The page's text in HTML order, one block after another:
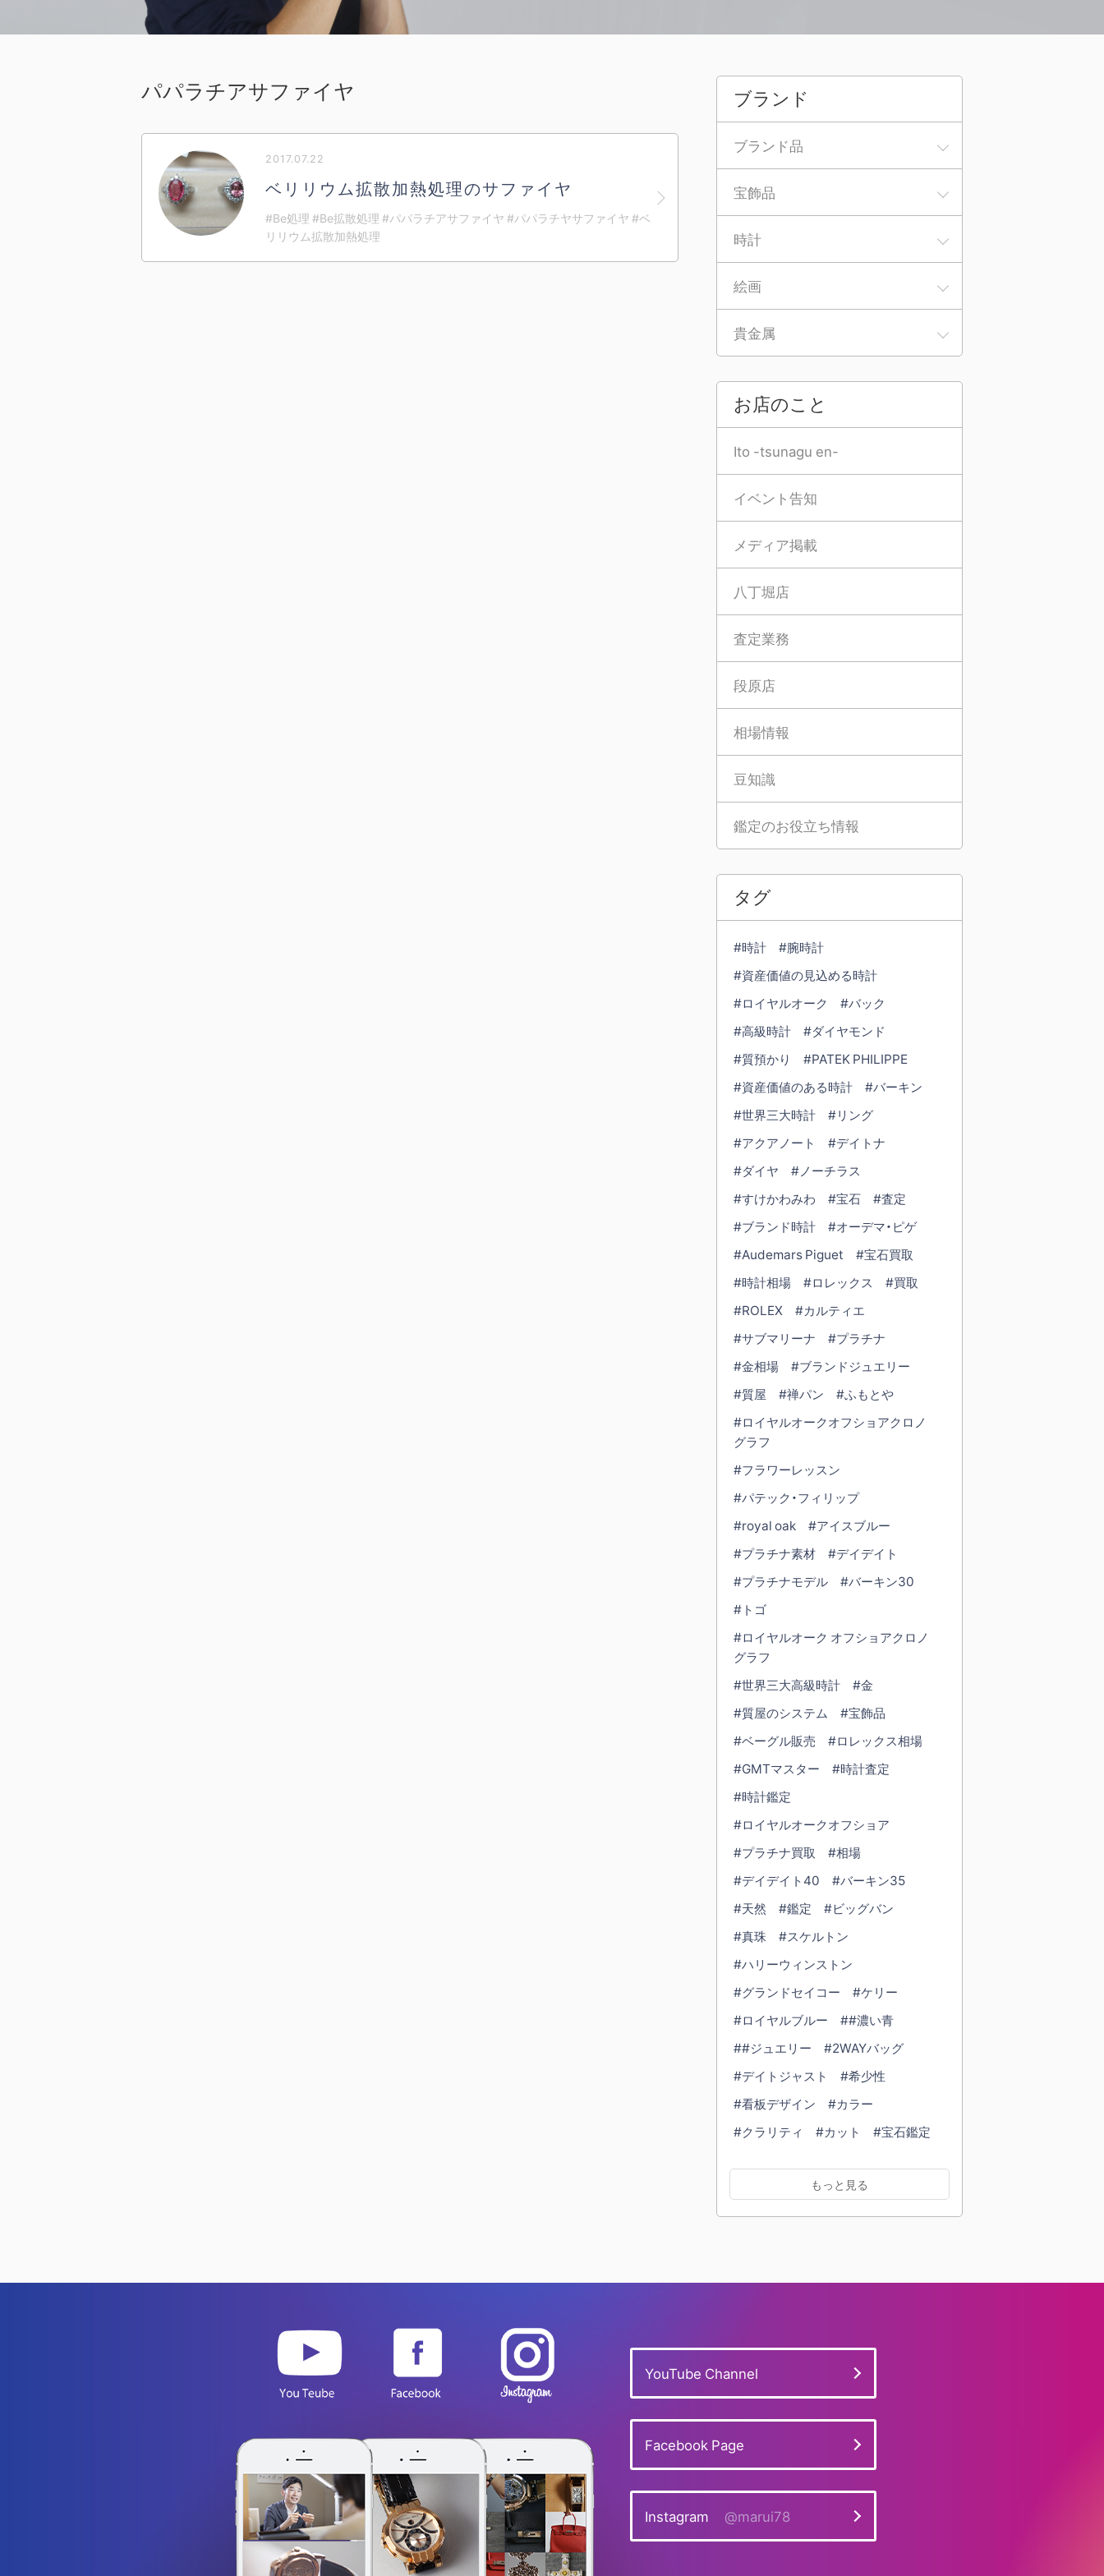
パパラチアサファイヤ
2017.07.22
ベリリウム拡散加熱処理のサファイヤ
#Be処理 #Be拡散処理 #パパラチアサファイヤ #パパラチヤサファイヤ #ベ
リリウム拡散加熱処理
ブランド
ブランド品
宝飾品
時計
絵画
貴金属
お店のこと
Ito -tsunagu en-
イベント告知
メディア掲載
八丁堀店
査定業務
段原店
相場情報
豆知識
鑑定のお役立ち情報
タグ
#時計
#腕時計
#資産価値の見込める時計
#ロイヤルオーク
#バック
#高級時計
#ダイヤモンド
#質預かり
#PATEK PHILIPPE
#資産価値のある時計
#バーキン
#世界三大時計
#リング
#アクアノート
#デイトナ
#ダイヤ
#ノーチラス
#すけかわみわ
#宝石
#査定
#ブランド時計
#オーデマ・ピゲ
#Audemars Piguet
#宝石買取
#時計相場
#ロレックス
#買取
#ROLEX
#カルティエ
#サブマリーナ
#プラチナ
#金相場
#ブランドジュエリー
#質屋
#禅パン
#ふもとや
#ロイヤルオークオフショアクロノ
グラフ
#フラワーレッスン
#パテック・フィリップ
#royal oak
#アイスブルー
#プラチナ素材
#デイデイト
#プラチナモデル
#バーキン30
#トゴ
#ロイヤルオーク オフショアクロノ
グラフ
#世界三大高級時計
#金
#質屋のシステム
#宝飾品
#ベーグル販売
#ロレックス相場
#GMTマスター
#時計査定
#時計鑑定
#ロイヤルオークオフショア
#プラチナ買取
#相場
#デイデイト40
#バーキン35
#天然
#鑑定
#ビッグバン
#真珠
#スケルトン
#ハリーウィンストン
#グランドセイコー
#ケリー
#ロイヤルブルー
##濃い青
##ジュエリー
#2WAYバッグ
#デイトジャスト
#希少性
#看板デザイン
#カラー
#クラリティ
#カット
#宝石鑑定
#ブレスレット
#cartier
#フォース10
#ダイヤベゼル
#ブラジル産
#ダイヤモンドリング
#ダイヤモンド相場
#展示販売会
#ピアジェ
#スタンド看板
#チェーンショルダー
#取材
#ブシュロン
もっと見る
YouTube Channel
Facebook Page
Instagram @marui78